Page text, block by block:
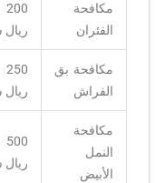
مكافحة
الفئران
مكافحة بق
الفراش
مكافحة
النمل
الأبيض